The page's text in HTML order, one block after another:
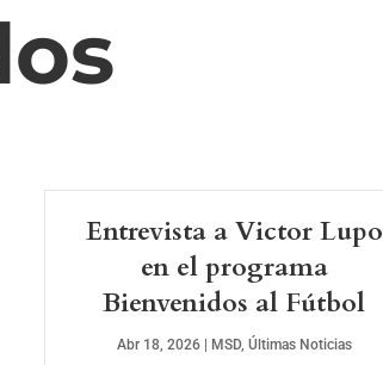
Entrevista a Victor Lupo
en el programa
Bienvenidos al Fútbol
Abr 18, 2026| MSD, Últimas Noticias